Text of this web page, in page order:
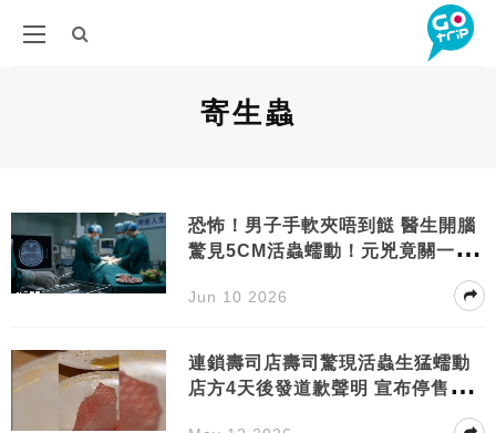
寄生蟲
恐怖！男子手軟夾唔到餸 醫生開腦
驚見5CM活蟲蠕動！元兇竟關一個
Jun 10 2026
連鎖壽司店壽司驚現活蟲生猛蠕動
店方4天後發道歉聲明 宣布停售所